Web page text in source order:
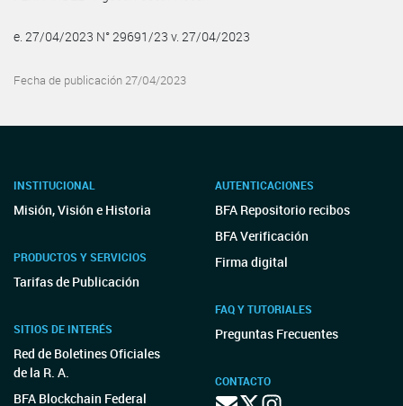
e. 27/04/2023 N° 29691/23 v. 27/04/2023
Fecha de publicación 27/04/2023
INSTITUCIONAL
Misión, Visión e Historia
PRODUCTOS Y SERVICIOS
Tarifas de Publicación
SITIOS DE INTERÉS
Red de Boletines Oficiales
de la R. A.
BFA Blockchain Federal
AUTENTICACIONES
BFA Repositorio recibos
BFA Verificación
Firma digital
FAQ Y TUTORIALES
Preguntas Frecuentes
CONTACTO